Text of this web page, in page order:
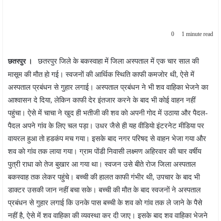
0 1 minute read
छतरपुर ।
छतरपुर जिले के बकस्वाहा में जिला अस्पताल में एक चार साल की
मासूम की माैत हाे गई। स्वजनाें की आर्थिक स्थिति काफी कमजाेर थी, ऐसे में
अस्पताल प्रबंधन से गुहार लगाई। अस्पताल प्रबंधन ने भी शव वाहिका भेजने का
आश्वासन दे दिया, लेकिन काफी देर इंतजार करने के बाद भी काेई वाहन नहीं
पहुंचा। ऐसे में चाचा ने खुद ही भतीजी की शव काे अपनी गाेद में उठाया और पैदल-
पैदल अपने गांव के लिए चल पड़ा। उधर जैसे ही यह वीडियाे इंटरनेट मीडिया पर
वायरल हुआ ताे हडकंप मच गया। इसके बाद नगर परिषद से वाहन भेजा गया और
शव काे गांव तक लाया गया। ग्राम पाेंडी निवासी लक्ष्मण अहिरवार की चार वर्षीय
पुत्री राधा काे तेज बुखार आ गया था। स्वजन उसे बीते राेज जिला अस्पताल
बकस्वाह तक लेकर पहुंचे। बच्ची की हालत काफी गंभीर थी, उपचार के बाद भी
डाक्टर उसकी जान नहीं बचा सके। बच्ची की माैत के बाद स्वजनाें ने अस्पताल
प्रबंधन से गुहार लगाई कि उनके पास बच्ची के शव काे गांव तक ले जाने के पैसे
नहीं है, ऐसे में शव वाहिका की व्यवस्था कर दी जाए। इसके बाद शव वाहिका भेजने